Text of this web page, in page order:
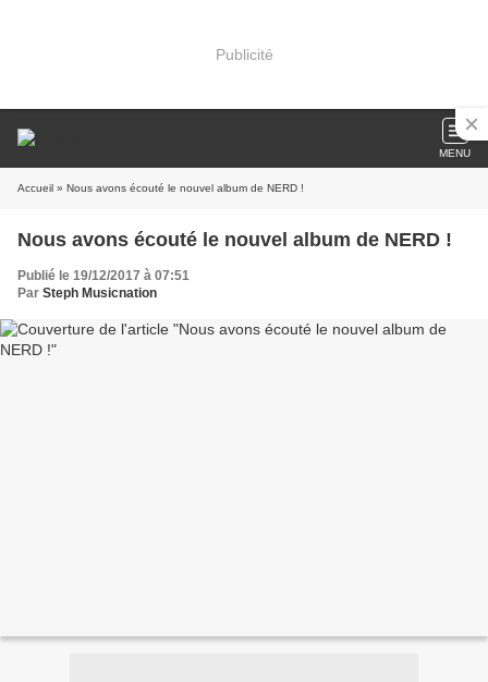
Publicité
MENU
Accueil » Nous avons écouté le nouvel album de NERD !
Nous avons écouté le nouvel album de NERD !
Publié le 19/12/2017 à 07:51
Par Steph Musicnation